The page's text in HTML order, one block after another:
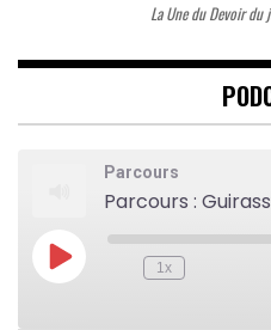
La Une du Devoir
Parcours
Parcours :
Play
Episode
Rewind
1x